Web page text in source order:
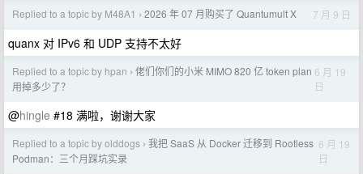
Replied to a topic by M48A1 › 2026 年 07 月购买了 Quantumult X 7 月 9 日
quanx 对 IPv6 和 UDP 支持不太好
Replied to a topic by hpan › 佬们你们的小米 MIMO 820 亿 token plan
用掉多少了？
6 月 19
日
@hingle #18 满啦，谢谢大家
Replied to a topic by olddogs › 我把 SaaS 从 Docker 迁移到 Rootless
Podman：三个月踩坑实录
6 月 19
日